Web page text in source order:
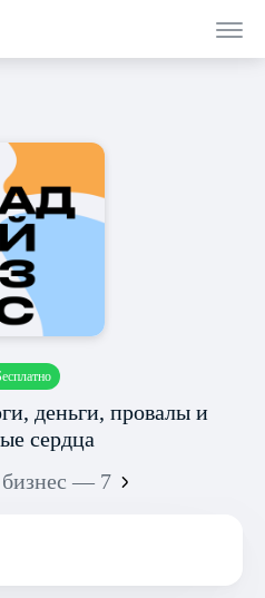
деньги, провалы и
сердца
— 7